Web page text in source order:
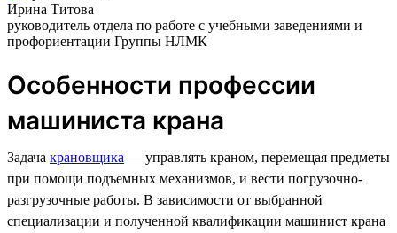
Ирина Титова
руководитель отдела по работе с учебными заведениями и
профориентации Группы НЛМК
Особенности профессии
машиниста крана
Задача крановщика — управлять краном, перемещая предметы
при помощи подъемных механизмов, и вести погрузочно-
разгрузочные работы. В зависимости от выбранной
специализации и полученной квалификации машинист крана